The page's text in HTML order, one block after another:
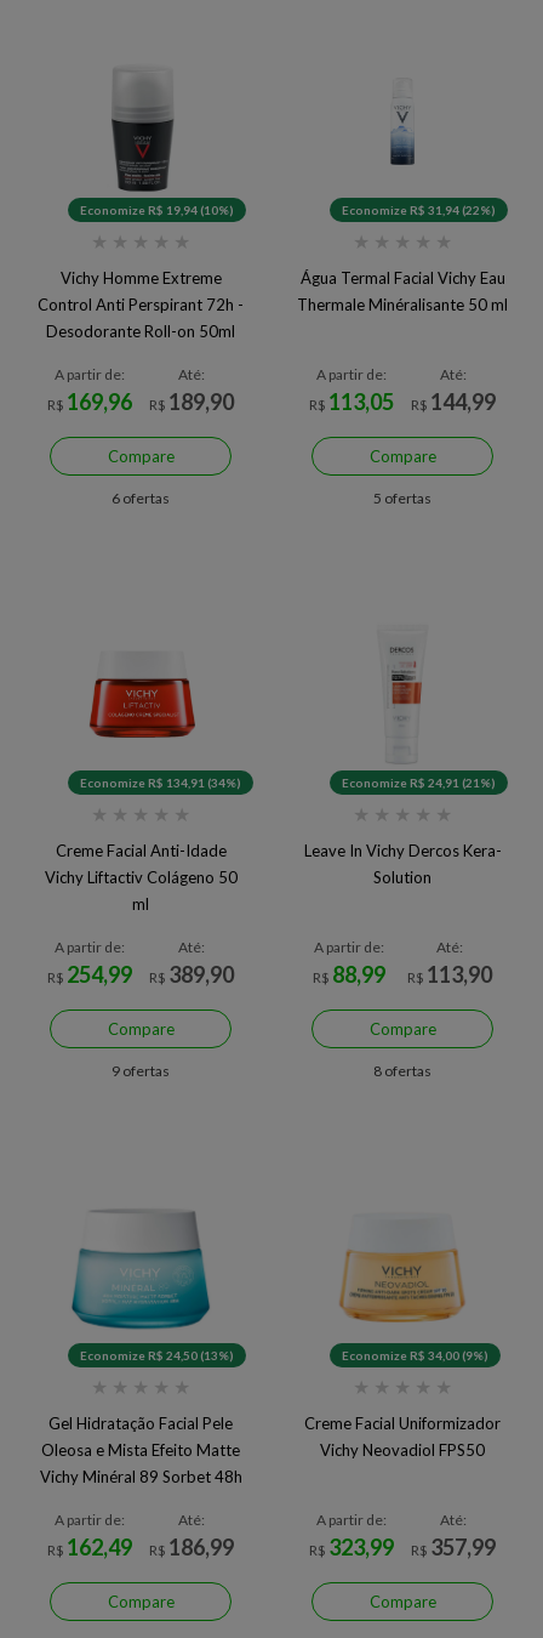
Economize R$ 19,94 (10%)
★ ★ ★ ★ ★
Vichy Homme Extreme
Control Anti Perspirant 72h -
Desodorante Roll-on 50ml
A partir de:
R$ 169,96
Até:
R$ 189,90
Compare
6 ofertas
Economize R$ 31,94 (22%)
★ ★ ★ ★ ★
Água Termal Facial Vichy Eau
Thermale Minéralisante 50 ml
A partir de:
R$ 113,05
Até:
R$ 144,99
Compare
5 ofertas
Economize R$ 134,91 (34%)
★ ★ ★ ★ ★
Creme Facial Anti-Idade
Vichy Liftactiv Colágeno 50
ml
A partir de:
R$ 254,99
Até:
R$ 389,90
Compare
9 ofertas
Economize R$ 24,91 (21%)
★ ★ ★ ★ ★
Leave In Vichy Dercos Kera-
Solution
A partir de:
R$ 88,99
Até:
R$ 113,90
Compare
8 ofertas
Economize R$ 24,50 (13%)
★ ★ ★ ★ ★
Gel Hidratação Facial Pele
Oleosa e Mista Efeito Matte
Vichy Minéral 89 Sorbet 48h
A partir de:
R$ 162,49
Até:
R$ 186,99
Compare
Economize R$ 34,00 (9%)
★ ★ ★ ★ ★
Creme Facial Uniformizador
Vichy Neovadiol FPS50
A partir de:
R$ 323,99
Até:
R$ 357,99
Compare